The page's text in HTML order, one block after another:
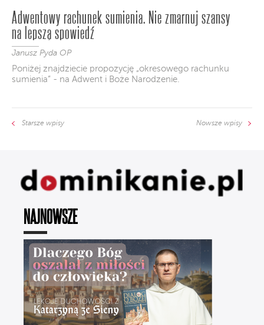
Adwentowy rachunek sumienia. Nie zmarnuj szansy
na lepszą spowiedź
Janusz Pyda OP
Poniżej znajdziecie propozycję „okresowego rachunku
sumienia” - na Adwent i Boże Narodzenie.
Nowsze wpisy
Starsze wpisy
NAJNOWSZE